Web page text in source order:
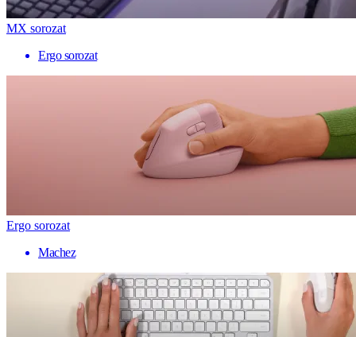
MX sorozat
Ergo sorozat
Ergo sorozat
Machez